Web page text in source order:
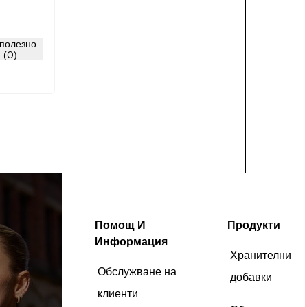
от
е
(0)
Помощ И
Информация
Обслужване на
клиенти
Продукти
Хранителни
добавки